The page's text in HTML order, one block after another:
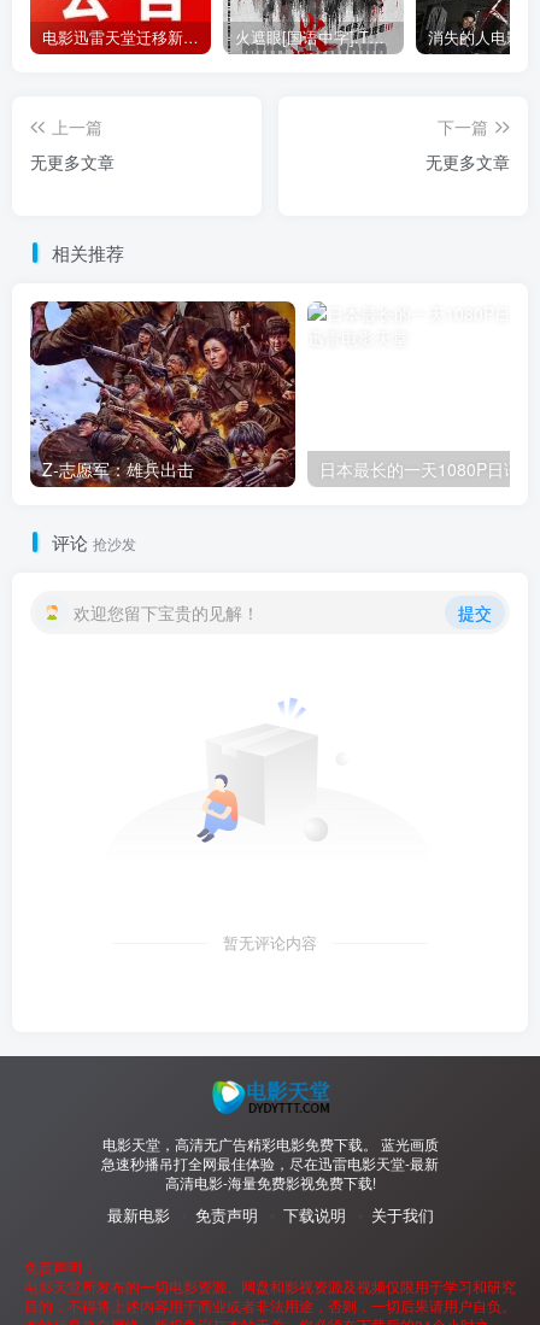
电影迅雷天堂迁移新服务器,正常更新，维护完毕! 火遮眼[国语中字].The.Furious.2026.1080p+2160p高清下载
上一篇
无更多文章
下一篇
无更多文章
相关推荐
Z-志愿军：雄兵出击 日本最长的一天1080P日语
评论 抢沙发
欢迎您留下宝贵的见解！ 提交
暂无评论内容
电影天堂，高清无广告精彩电影免费下载。 蓝光画质
急速秒播吊打全网最佳体验，尽在迅雷电影天堂-最新
高清电影-海量免费影视免费下载!
最新电影 免责声明 下载说明 关于我们
免责声明：
电影天堂所发布的一切电影资源、网盘和影视资源及视频仅限用于学习和研究
目的；不得将上述内容用于商业或者非法用途，否则，一切后果请用户自负。